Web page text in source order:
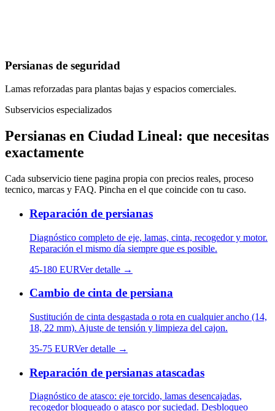
Persianas de seguridad
Lamas reforzadas para plantas bajas y espacios comerciales.
Subservicios especializados
Persianas en Ciudad Lineal : que necesitas
exactamente
Cada subservicio tiene pagina propia con precios reales, proceso
tecnico, marcas y FAQ. Pincha en el que coincide con tu caso.
Reparación de persianas
Diagnóstico completo de eje, lamas, cinta, recogedor y motor.
Reparación el mismo día siempre que es posible.
45-180 EURVer detalle →
Cambio de cinta de persiana
Sustitución de cinta desgastada o rota en cualquier ancho (14,
18, 22 mm). Ajuste de tensión y limpieza del cajon.
35-75 EURVer detalle →
Reparación de persianas atascadas
Diagnóstico de atasco: eje torcido, lamas desencajadas,
recogedor bloqueado o atasco por suciedad. Desbloqueo